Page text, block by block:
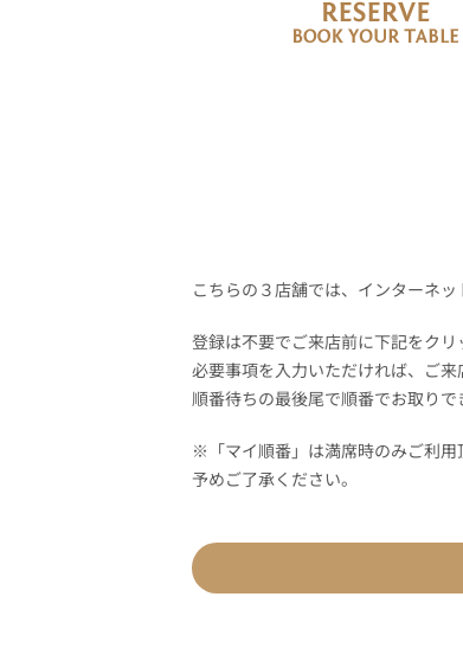
こちらの３店舗では、インターネ
登録は不要でご来店前に下記をクリ
必要事項を入力いただければ、ご来
順番待ちの最後尾で順番でお取りで
※「マイ順番」は満席時のみご利用
予めご了承ください。